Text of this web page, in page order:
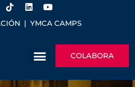
| YMCA CAMPS
COLABORA